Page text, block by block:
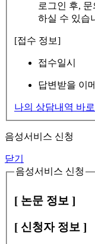
로그인 후,
하실 수 있습
[접수 정보]
접수일시
답변받을 이
나의 상담내역 바로
음성서비스 신청
닫기
음성서비스 신청
[ 논문 정보 ]
[ 신청자 정보 ]